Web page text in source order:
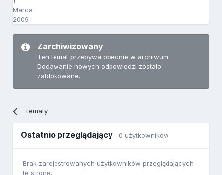
Marca
2009
Zarchiwizowany
Ten temat przebywa obecnie w archiwum.
Dodawanie nowych odpowiedzi zostało
zablokowane.
Tematy
Ostatnio przeglądający 0 użytkowników
Brak zarejestrowanych użytkowników przeglądających
tę stronę.